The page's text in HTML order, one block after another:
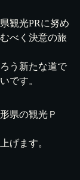
観光PRに努め
べく決意の旅
う新たな道で
です。
県の観光Ｐ
げます。